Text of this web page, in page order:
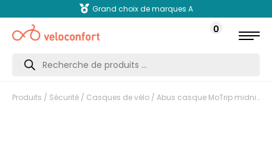
Grand choix de marques A
0
Recherche
produits
Produits / Sécurité / Casques de vélo / Abus casque MoTrip midnight blue M 54-58cm